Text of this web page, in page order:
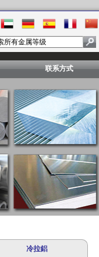
联系方式
冷拉鋁